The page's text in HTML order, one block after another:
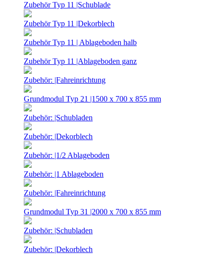
Zubehör Typ 11 |Schublade
Zubehör Typ 11 |Dekorblech
Zubehör Typ 11 | Ablageboden halb
Zubehör Typ 11 |Ablageboden ganz
Zubehör: |Fahreinrichtung
Grundmodul Typ 21 |1500 x 700 x 855 mm
Zubehör: |Schubladen
Zubehör: |Dekorblech
Zubehör: |1/2 Ablageboden
Zubehör: |1 Ablageboden
Zubehör: |Fahreinrichtung
Grundmodul Typ 31 |2000 x 700 x 855 mm
Zubehör: |Schubladen
Zubehör: |Dekorblech